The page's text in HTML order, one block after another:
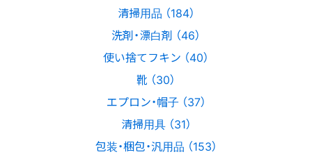
清掃用品 （184）
洗剤・漂白剤 （46）
使い捨てフキン （40）
靴 （30）
エプロン・帽子 （37）
清掃用具 （31）
包装・梱包・汎用品 （153）